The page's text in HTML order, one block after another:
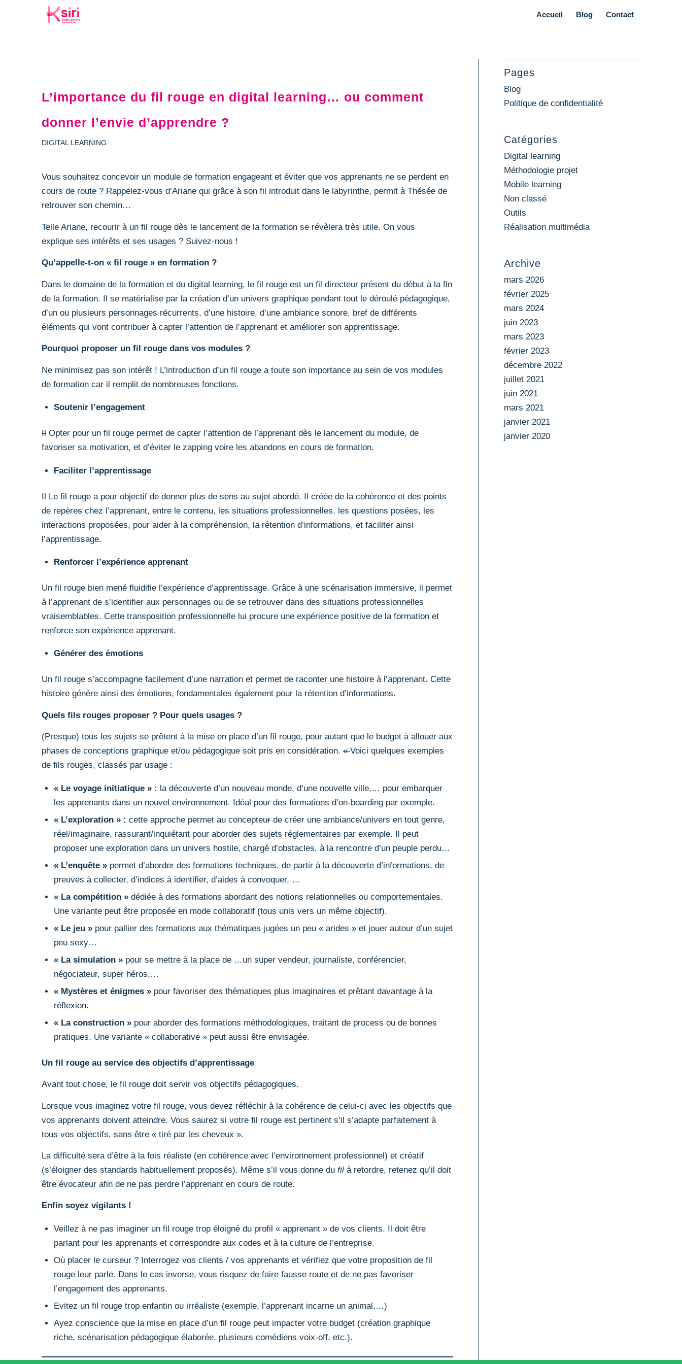
Accueil Blog Contact
L’importance du fil rouge en digital learning… ou comment
donner l’envie d’apprendre ?
DIGITAL LEARNING
Vous souhaitez concevoir un module de formation engageant et éviter que vos apprenants ne se perdent en
cours de route ? Rappelez-vous d’Ariane qui grâce à son fil introduit dans le labyrinthe, permit à Thésée de
retrouver son chemin…
Telle Ariane, recourir à un fil rouge dès le lancement de la formation se révèlera très utile. On vous
explique ses intérêts et ses usages ? Suivez-nous !
Qu’appelle-t-on « fil rouge » en formation ?
Dans le domaine de la formation et du digital learning, le fil rouge est un fil directeur présent du début à la fin
de la formation. Il se matérialise par la création d’un univers graphique pendant tout le déroulé pédagogique,
d’un ou plusieurs personnages récurrents, d’une histoire, d’une ambiance sonore, bref de différents
éléments qui vont contribuer à capter l’attention de l’apprenant et améliorer son apprentissage.
Pourquoi proposer un fil rouge dans vos modules ?
Ne minimisez pas son intérêt ! L’introduction d’un fil rouge a toute son importance au sein de vos modules
de formation car il remplit de nombreuses fonctions.
Soutenir l’engagement
Il Opter pour un fil rouge permet de capter l’attention de l’apprenant dès le lancement du module, de
favoriser sa motivation, et d’éviter le zapping voire les abandons en cours de formation.
Faciliter l’apprentissage
Il Le fil rouge a pour objectif de donner plus de sens au sujet abordé. Il créée de la cohérence et des points
de repères chez l’apprenant, entre le contenu, les situations professionnelles, les questions posées, les
interactions proposées, pour aider à la compréhension, la rétention d’informations, et faciliter ainsi
l’apprentissage.
Renforcer l’expérience apprenant
Un fil rouge bien mené fluidifie l’expérience d’apprentissage. Grâce à une scénarisation immersive, il permet
à l’apprenant de s’identifier aux personnages ou de se retrouver dans des situations professionnelles
vraisemblables. Cette transposition professionnelle lui procure une expérience positive de la formation et
renforce son expérience apprenant.
Générer des émotions
Un fil rouge s’accompagne facilement d’une narration et permet de raconter une histoire à l’apprenant. Cette
histoire génère ainsi des émotions, fondamentales également pour la rétention d’informations.
Quels fils rouges proposer ? Pour quels usages ?
(Presque) tous les sujets se prêtent à la mise en place d’un fil rouge, pour autant que le budget à allouer aux
phases de conceptions graphique et/ou pédagogique soit pris en considération. «Voici quelques exemples
de fils rouges, classés par usage :
« Le voyage initiatique » : la découverte d’un nouveau monde, d’une nouvelle ville,… pour embarquer
les apprenants dans un nouvel environnement. Idéal pour des formations d’on-boarding par exemple.
« L’exploration » : cette approche permet au concepteur de créer une ambiance/univers en tout genre,
réel/imaginaire, rassurant/inquiétant pour aborder des sujets réglementaires par exemple. Il peut
proposer une exploration dans un univers hostile, chargé d’obstacles, à la rencontre d’un peuple perdu…
« L’enquête » permet d’aborder des formations techniques, de partir à la découverte d’informations, de
preuves à collecter, d’indices à identifier, d’aides à convoquer, …
« La compétition » dédiée à des formations abordant des notions relationnelles ou comportementales.
Une variante peut être proposée en mode collaboratif (tous unis vers un même objectif).
« Le jeu » pour pallier des formations aux thématiques jugées un peu « arides » et jouer autour d’un sujet
peu sexy…
« La simulation » pour se mettre à la place de …un super vendeur, journaliste, conférencier,
négociateur, super héros,…
« Mystères et énigmes » pour favoriser des thématiques plus imaginaires et prêtant davantage à la
réflexion.
« La construction » pour aborder des formations méthodologiques, traitant de process ou de bonnes
pratiques. Une variante « collaborative » peut aussi être envisagée.
Un fil rouge au service des objectifs d’apprentissage
Avant tout chose, le fil rouge doit servir vos objectifs pédagogiques.
Lorsque vous imaginez votre fil rouge, vous devez réfléchir à la cohérence de celui-ci avec les objectifs que
vos apprenants doivent atteindre. Vous saurez si votre fil rouge est pertinent s’il s’adapte parfaitement à
tous vos objectifs, sans être « tiré par les cheveux ».
La difficulté sera d’être à la fois réaliste (en cohérence avec l’environnement professionnel) et créatif
(s’éloigner des standards habituellement proposés). Même s’il vous donne du fil à retordre, retenez qu’il doit
être évocateur afin de ne pas perdre l’apprenant en cours de route.
Enfin soyez vigilants !
Veillez à ne pas imaginer un fil rouge trop éloigné du profil « apprenant » de vos clients. Il doit être
parlant pour les apprenants et correspondre aux codes et à la culture de l’entreprise.
Où placer le curseur ? Interrogez vos clients / vos apprenants et vérifiez que votre proposition de fil
rouge leur parle. Dans le cas inverse, vous risquez de faire fausse route et de ne pas favoriser
l’engagement des apprenants.
Evitez un fil rouge trop enfantin ou irréaliste (exemple, l’apprenant incarne un animal,…)
Ayez conscience que la mise en place d’un fil rouge peut impacter votre budget (création graphique
riche, scénarisation pédagogique élaborée, plusieurs comédiens voix-off, etc.).
Pages
Blog
Politique de confidentialité
Catégories
Digital learning
Méthodologie projet
Mobile learning
Non classé
Outils
Réalisation multimédia
Archive
mars 2026
février 2025
mars 2024
juin 2023
mars 2023
février 2023
décembre 2022
juillet 2021
juin 2021
mars 2021
janvier 2021
janvier 2020